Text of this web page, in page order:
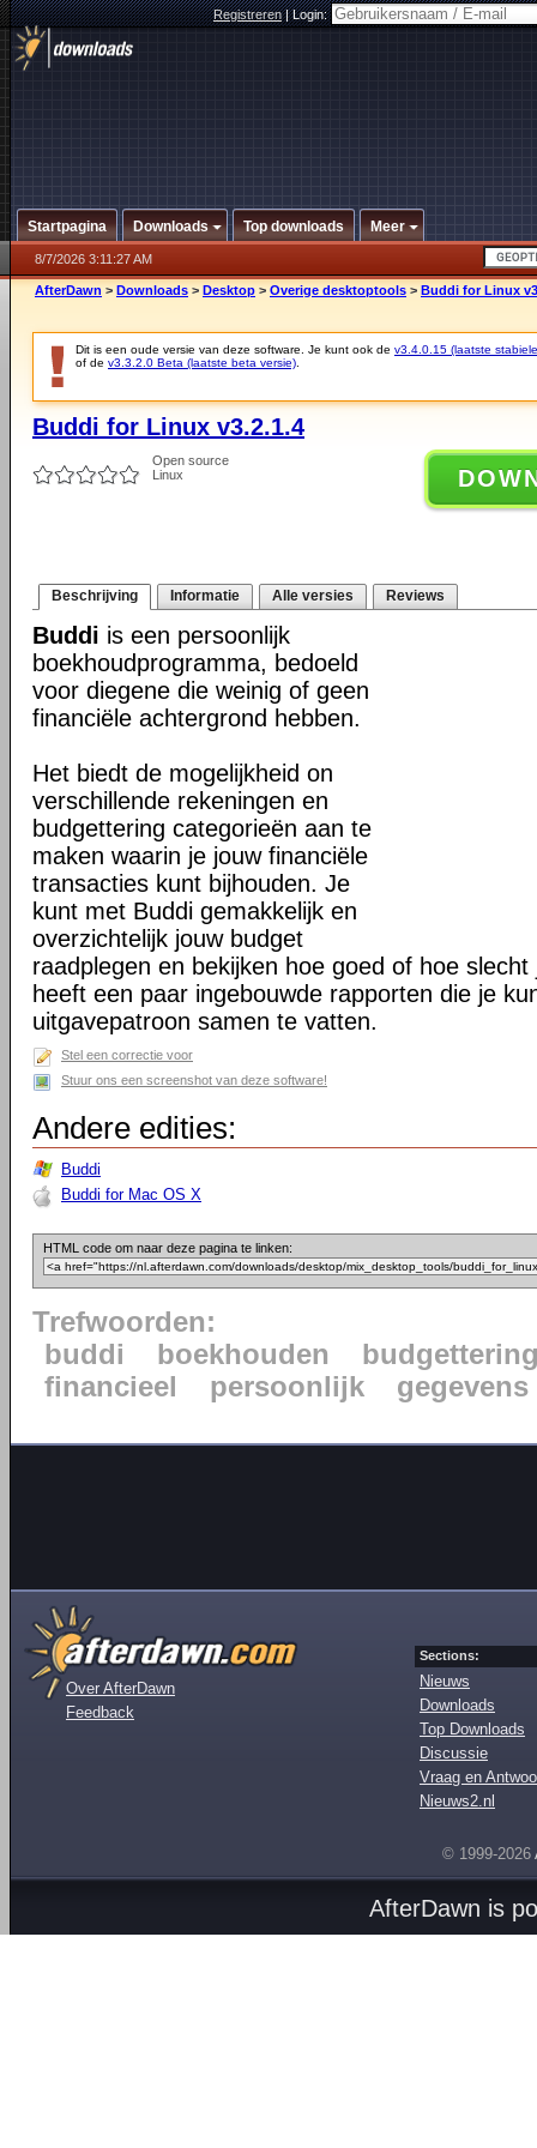
Registreren|Login:
Startpagina Downloads Top downloads Meer
8/7/2026 3:11:27 AM
AfterDawn > Downloads > Desktop > Overige desktoptools > Buddi for Linux
Dit is een oude versie van deze software. Je kunt ook de v3.4.0.15 (laatste
of de v3.3.2.0 Beta (laatste beta versie)
Buddi for Linux v3.2.1.4
Open source
Linux
Beschrijving Informatie Alle versies Reviews
Buddi is een persoonlijk
boekhoudprogramma, bedoeld
voor diegene die weinig of geen
financiële achtergrond hebben.
Het biedt de mogelijkheid on
verschillende rekeningen en
budgettering categorieën aan te
maken waarin je jouw financiële
transacties kunt bijhouden. Je
kunt met Buddi gemakkelijk en
overzichtelijk jouw budget
raadplegen en bekijken hoe goed of hoe
heeft een paar ingebouwde rapporten die je
uitgavepatroon samen te vatten.
Stel een correctie voor
Stuur ons een screenshot van deze software!
Andere edities:
Buddi
Buddi for Mac OS X
HTML code om naar deze pagina te linken:
Trefwoorden:
buddi
boekhouden
financieel
persoonlijk gegevens
Over AfterDawn
Feedback
Sections:
Nieuws
Downloads
Top Downloads
Discussie
Vraag en
Nieuws2.nl
© 1999-2026
AfterDawn is